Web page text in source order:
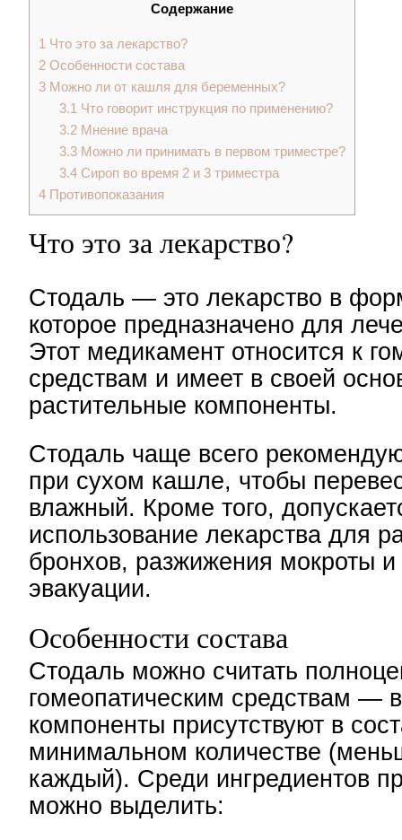
Содержание
1 Что это за лекарство?
2 Особенности состава
3 Можно ли от кашля для беременных?
3.1 Что говорит инструкция по применению?
3.2Мнение врача
3.3Можно ли принимать в первом триместре?
3.4Сироп во время 2 и 3 триместра
4 Противопоказания
Что это за лекарство?
Стодаль — это лекарство в
которое предназначено для
Этот медикамент относится к
средствам и имеет в своей
растительные компоненты.
Стодаль чаще всего
при сухом кашле, чтобы
влажный. Кроме того,
использование лекарства для
бронхов, разжижения мокроты и
эвакуации.
Особенности состава
Стодаль можно считать
гомеопатическим средствам —
компоненты присутствуют в
минимальном количестве
каждый). Среди ингредиентов
можно выделить: